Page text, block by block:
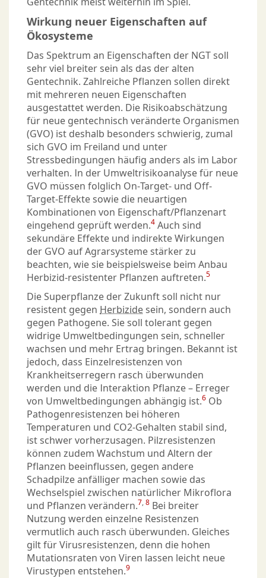
Wirkung neuer Eigenschaften auf
Ökosysteme
Das Spektrum an Eigenschaften der NGT soll
sehr viel breiter sein als das der alten
Gentechnik. Zahlreiche Pflanzen sollen direkt
mit mehreren neuen Eigenschaften
ausgestattet werden. Die Risikoabschätzung
für neue gentechnisch veränderte Organismen
(GVO) ist deshalb besonders schwierig, zumal
sich GVO im Freiland und unter
Stressbedingungen häufig anders als im Labor
verhalten. In der Umweltrisikoanalyse für neue
GVO müssen folglich On-Target- und Off-
Target-Effekte sowie die neuartigen
Kombinationen von Eigenschaft/Pflanzenart
eingehend geprüft werden.4 Auch sind
sekundäre Effekte und indirekte Wirkungen
der GVO auf Agrarsysteme stärker zu
beachten, wie sie beispielsweise beim Anbau
Herbizid-resistenter Pflanzen auftreten.5
Die Superpflanze der Zukunft soll nicht nur
resistent gegen Herbizidesein, sondern auch
gegen Pathogene. Sie soll tolerant gegen
widrige Umweltbedingungen sein, schneller
wachsen und mehr Ertrag bringen. Bekannt ist
jedoch, dass Einzelresistenzen von
Krankheitserregern rasch überwunden
werden und die Interaktion Pflanze – Erreger
von Umweltbedingungen abhängig ist.6 Ob
Pathogenresistenzen bei höheren
Temperaturen und CO2-Gehalten stabil sind,
ist schwer vorherzusagen. Pilzresistenzen
können zudem Wachstum und Altern der
Pflanzen beeinflussen, gegen andere
Schadpilze anfälliger machen sowie das
Wechselspiel zwischen natürlicher Mikroflora
und Pflanzen verändern.7 8 Bei breiter
Nutzung werden einzelne Resistenzen
vermutlich auch rasch überwunden. Gleiches
gilt für Virusresistenzen, denn die hohen
Mutationsraten von Viren lassen leicht neue
Virustypen entstehen.9